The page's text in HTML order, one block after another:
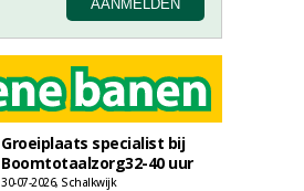
Groeiplaats specialist bij
Boomtotaalzorg32-40 uur
30-07-2026, Schalkwijk